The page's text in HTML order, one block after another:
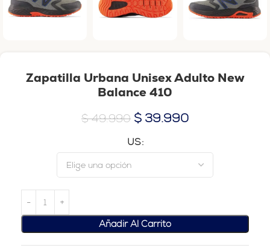
Zapatilla Urbana Unisex Adulto New
Balance 410
$49.990 $ 39.990
US
Añadir Al Carrito